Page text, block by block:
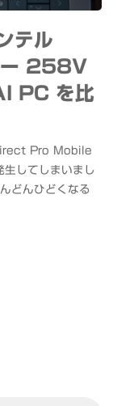
テル
ー 258V
PC を比
Pro Mobile
してしまいまし
どんひどくなる